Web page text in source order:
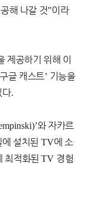
해 나갈 것”이라
제공하기 위해 이
구글 캐스트’ 기능을
다.
와 자카르
설치된 TV에 소
최적화된TV 경험